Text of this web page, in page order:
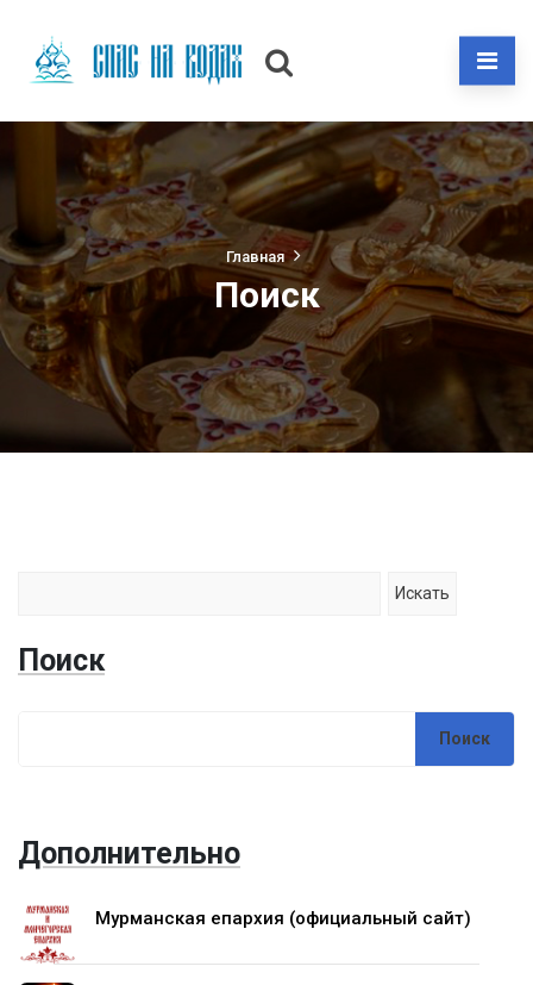
Главная
Поиск
Поиск
Дополнительно
Мурманская епархия (официальный сайт)